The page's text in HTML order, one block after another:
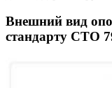
Внешний вид
стандарту СТО